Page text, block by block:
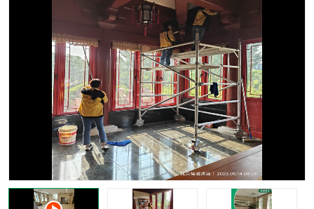
建筑物外墙维修